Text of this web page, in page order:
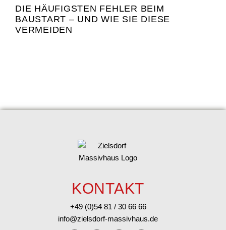
DIE HÄUFIGSTEN FEHLER BEIM
BAUSTART – UND WIE SIE DIESE
VERMEIDEN
KONTAKT
+49 (0)54 81 / 30 66 66
info@zielsdorf-massivhaus.de